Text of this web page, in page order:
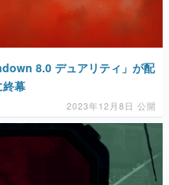
8.0 デュアリティ」が配
終幕
2023年12月8日 公開